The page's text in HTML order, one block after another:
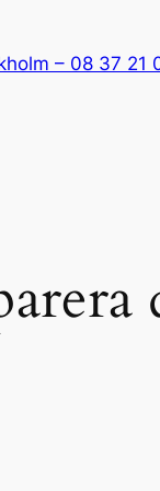
– 08 37 21